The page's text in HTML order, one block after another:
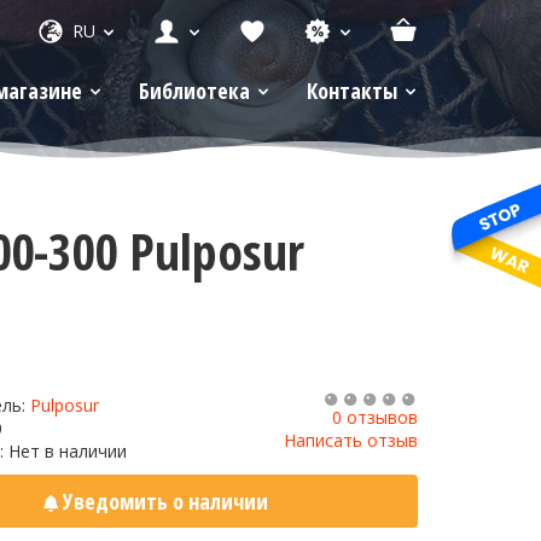
RU
Библиотека Контакты
300 Pulposur
Pulposur
Нет в наличии
0 отзывов
Написать отзыв
Уведомить о наличии